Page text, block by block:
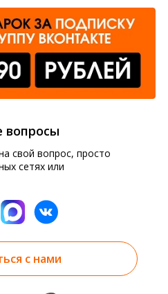
вопросы
свой вопрос, просто
сетях или
с нами